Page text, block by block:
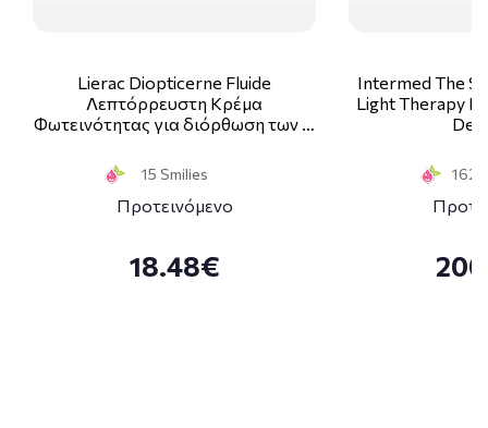
Lierac Diopticerne Fluide
Λεπτόρρευστη Κρέμα
Φωτεινότητας για διόρθωση των …
15 Smilies
Προτεινόμενο
18.48€
Intermed The
Light Therapy
162